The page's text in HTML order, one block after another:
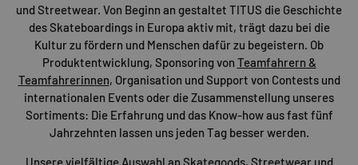
und Streetwear. Von Beginn an gestaltet TITUS die Geschichte
des Skateboardings in Europa aktiv mit, trägt dazu bei die
Kultur zu fördern und Menschen dafür zu begeistern. Ob
Produktentwicklung, Sponsoring von Teamfahrern &
Teamfahrerinnen, Organisation und Support von Contests und
internationalen Events oder die Zusammenstellung unseres
Sortiments: Die Erfahrung und das Know-how aus fast fünf
Jahrzehnten lassen uns jeden Tag besser werden.
Unsere vielfältige Auswahl an Skategoods, Streetwear und